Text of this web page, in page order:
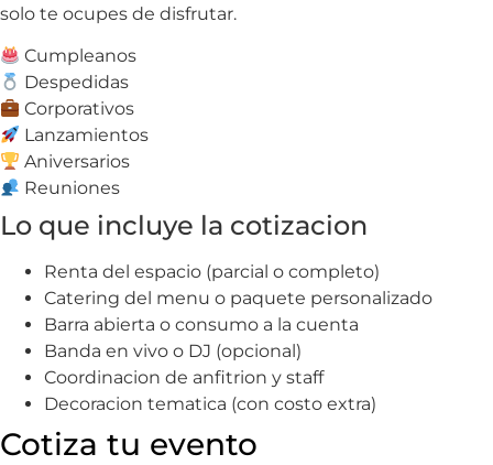
solo te ocupes de disfrutar.
Cumpleanos
Despedidas
Corporativos
Lanzamientos
Aniversarios
Reuniones
Lo que incluye la cotizacion
Renta del espacio (parcial o completo)
Catering del menu o paquete personalizado
Barra abierta o consumo a la cuenta
Banda en vivo o DJ (opcional)
Coordinacion de anfitrion y staff
Decoracion tematica (con costo extra)
Cotiza tu evento